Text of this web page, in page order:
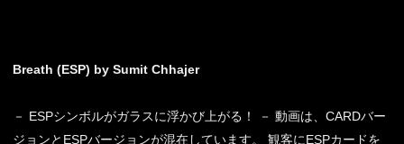
Breath (ESP) by Sumit Chhajer
－ ESPシンボルがガラスに浮かび上がる！ － 動画は、CARDバー
ジョンとESPバージョンが混在しています。 観客にESPカードを